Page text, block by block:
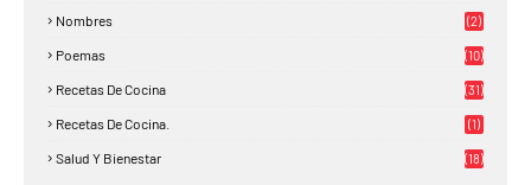
Nombres (2)
Poemas (10)
Recetas De Cocina (31)
Recetas De Cocina. (1)
Salud Y Bienestar (18)